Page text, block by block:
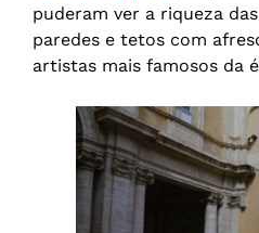
puderam ver a riqueza
paredes e tetos com
artistas mais famosos da